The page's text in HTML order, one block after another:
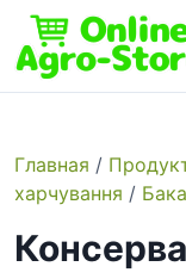
p
Главная /
харчування /